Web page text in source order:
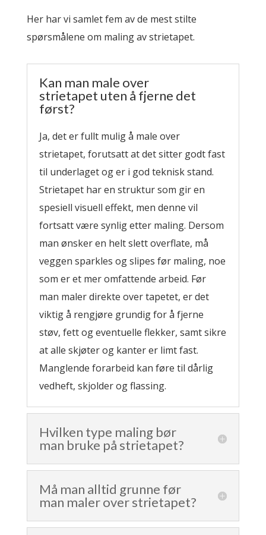
Her har vi samlet fem av de mest stilte
spørsmålene om maling av strietapet.
Kan man male over
strietapet uten å fjerne det
først?
Ja, det er fullt mulig å male over
strietapet, forutsatt at det sitter godt fast
til underlaget og er i god teknisk stand.
Strietapet har en struktur som gir en
spesiell visuell effekt, men denne vil
fortsatt være synlig etter maling. Dersom
man ønsker en helt slett overflate, må
veggen sparkles og slipes før maling, noe
som er et mer omfattende arbeid. Før
man maler direkte over tapetet, er det
viktig å rengjøre grundig for å fjerne
støv, fett og eventuelle flekker, samt sikre
at alle skjøter og kanter er limt fast.
Manglende forarbeid kan føre til dårlig
vedheft, skjolder og flassing.
Hvilken type maling bør
man bruke på strietapet?
Må man alltid grunne før
man maler over strietapet?